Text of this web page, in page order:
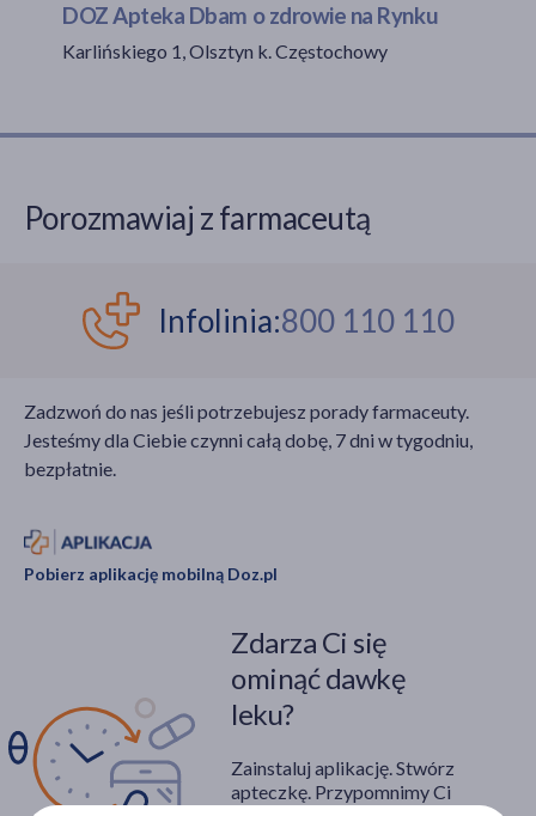
DOZ Apteka Dbam o zdrowie na Rynku
Karlińskiego 1, Olsztyn k. Częstochowy
Porozmawiaj z farmaceutą
Infolinia:800 110 110
Zadzwoń do nas jeśli potrzebujesz porady farmaceuty.
Jesteśmy dla Ciebie czynni całą dobę, 7 dni w tygodniu,
bezpłatnie.
Pobierz aplikację mobilną Doz.pl
Zdarza Ci się
ominąć dawkę
leku?
Zainstaluj aplikację. Stwórz
apteczkę. Przypomnimy Ci